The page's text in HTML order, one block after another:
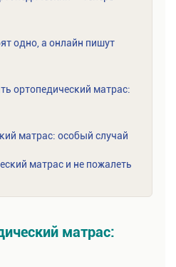
одно, а онлайн пишут
ортопедический матрас:
матрас: особый случай
матрас и не пожалеть
матрас: